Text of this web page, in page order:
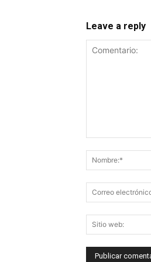
Leave a reply